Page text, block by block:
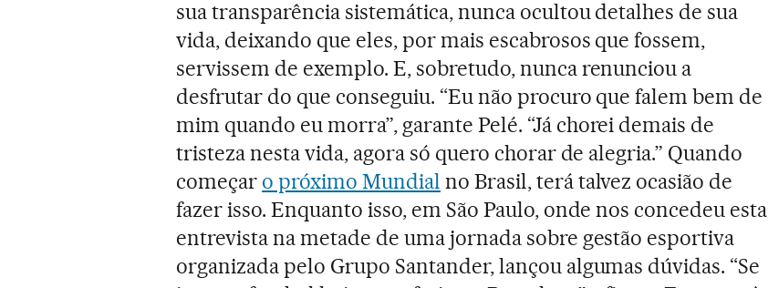
sua transparência sistemática, nunca ocultou detalhes de sua
vida, deixando que eles, por mais escabrosos que fossem,
servissem de exemplo. E, sobretudo, nunca renunciou a
desfrutar do que conseguiu. “Eu não procuro que falem bem de
mim quando eu morra”, garante Pelé. “Já chorei demais de
tristeza nesta vida, agora só quero chorar de alegria.” Quando
começar o próximo Mundial no Brasil, terá talvez ocasião de
fazer isso. Enquanto isso, em São Paulo, onde nos concedeu esta
entrevista na metade de uma jornada sobre gestão esportiva
organizada pelo Grupo Santander, lançou algumas dúvidas. “Se